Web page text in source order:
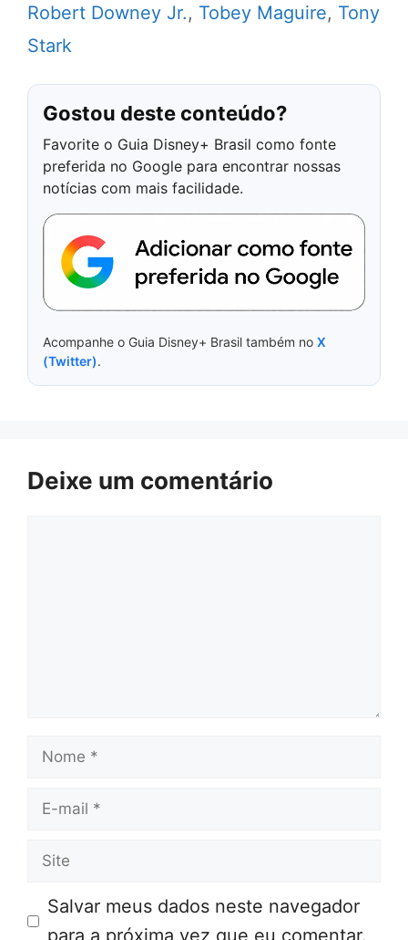
Robert Downey Jr., Tobey Maguire, Tony
Stark
Gostou deste conteúdo?
Favorite o Guia Disney+ Brasil como fonte
preferida no Google para encontrar nossas
notícias com mais facilidade.
Acompanhe o Guia Disney+ Brasil também no X
(Twitter).
Deixe um comentário
Nome
E-
Site
Salvar meus dados neste navegador
para a próxima vez que eu comentar.